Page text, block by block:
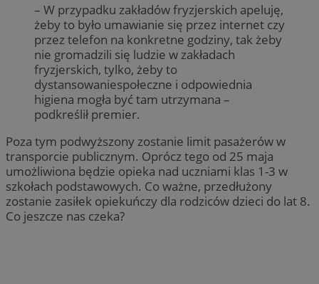
– W przypadku zakładów fryzjerskich apeluję,
żeby to było umawianie się przez internet czy
przez telefon na konkretne godziny, tak żeby
nie gromadzili się ludzie w zakładach
fryzjerskich, tylko, żeby to
dystansowaniespołeczne i odpowiednia
higiena mogła być tam utrzymana –
podkreślił premier.
Poza tym podwyższony zostanie limit pasażerów w
transporcie publicznym. Oprócz tego od 25 maja
umożliwiona będzie opieka nad uczniami klas 1-3 w
szkołach podstawowych. Co ważne, przedłużony
zostanie zasiłek opiekuńczy dla rodziców dzieci do lat 8.
Co jeszcze nas czeka?